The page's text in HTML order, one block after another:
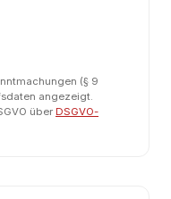
(§ 9
angezeigt.
über DSGVO-